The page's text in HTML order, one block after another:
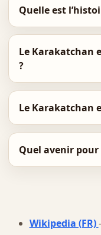
Quelle est
Le Karakatchan
?
Le Karakatchan
Quel avenir
Wikipedia (FR)